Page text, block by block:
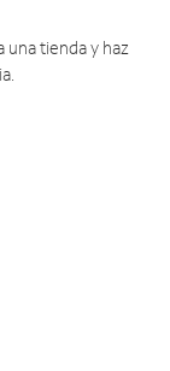
una tienda y haz